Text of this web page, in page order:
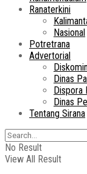
Ranaterkini
Nasional
Potretrana
Advertorial
Dinas
Dispora
Dinas
Tentang Sirana
No Result
View All Result